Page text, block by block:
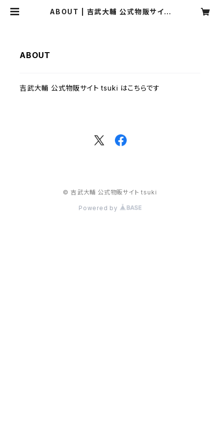
ABOUT | 吉武大輔 公式物販サイト
ABOUT
吉武大輔 公式物販サイト tsuki はこちらです
© 吉武大輔 公式物販サイト tsuki
Powered by